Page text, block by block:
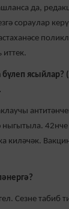
да,
сораулар
иттек.
ясыйлар?
ныгытыла.
киләчәк.
Сезне табиб